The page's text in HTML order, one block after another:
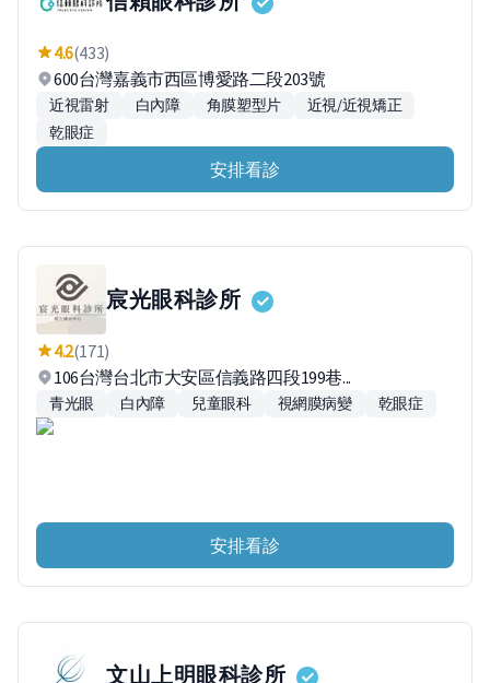
4.6(433)
600台灣嘉義市西區博愛路二段203號
近視雷射 白內障 角膜塑型片
近視/近視矯正
乾眼症
安排看診
宸光眼科診所
4.2(171)
106台灣台北市大安區信義路四段199巷...
青光眼 白內障 兒童眼科 視網膜病變 乾眼症
安排看診
文山上明眼科診所